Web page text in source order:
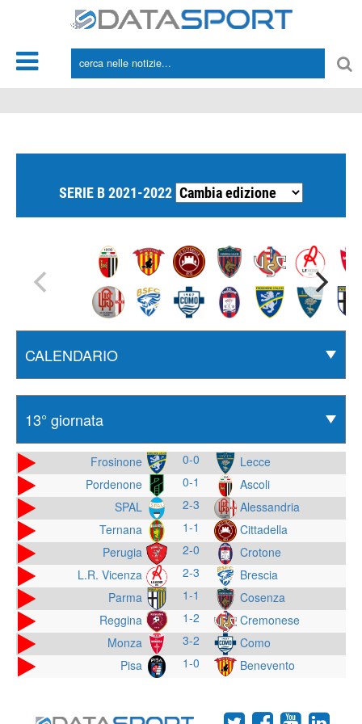
SERIE B 2021-2022
Frosinone 0-0
Lecce
Pordenone
0-1
Ascoli
SPAL
2-3
Alessandria
Ternana
1-1
Cittadella
Perugia
2-0
Crotone
L.R. Vicenza
2-3
Brescia
Parma
1-1
Cosenza
Reggina
1-2
Cremonese
Monza
3-2
Como
Pisa
1-0 Benevento